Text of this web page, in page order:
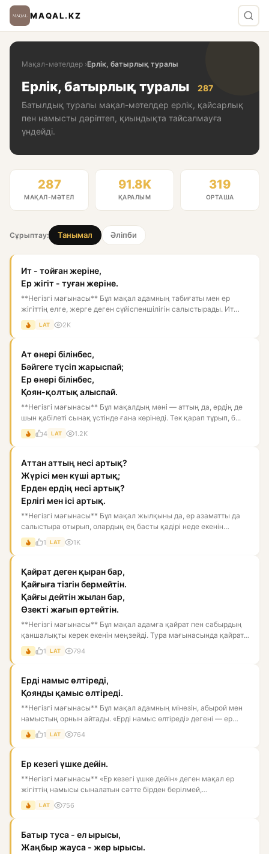
MAQAL.KZ
Мақал-мәтелдер ›Ерлік, батырлық туралы
Ерлік, батырлық туралы
287
Батылдық туралы мақал-мәтелдер ерлік, қайсарлық
пен намысты дәріптеп, қиындықта тайсалмауға
үндейді.
287
МАҚАЛ-МӘТЕЛ
91.8K
ҚАРАЛЫМ
319
ОРТАША
Сұрыптау: Танымал Әліпби
Ит - тойған жеріне,
Ер жігіт - туған жеріне.
**Негізгі мағынасы** Бұл мақал адамның табиғаты мен ер
жігіттің елге, жерге деген сүйіспеншілігін салыстырады. Ит
тойған...
LAT 2K
Ат өнері білінбес,
Бәйгеге түсіп жарыспай;
Ер өнері білінбес,
Қоян-қолтық алыспай.
**Негізгі мағынасы** Бұл мақалдың мәні — аттың да, ердің де
шын қабілеті сынақ үстінде ғана көрінеді. Тек қарап тұрып, б...
4 LAT 1.2K
Аттан аттың несі артық?
Жүрісі мен күші артық;
Ерден ердің несі артық?
Ерлігі мен ісі артық.
**Негізгі мағынасы** Бұл мақал жылқыны да, ер азаматты да
салыстыра отырып, олардың ең басты қадірі неде екенін
көрсетед...
1 LAT 1K
Қайрат деген қыран бар,
Қайғыға тізгін бермейтін.
Қайғы дейтін жылан бар,
Өзекті жағып өртейтін.
**Негізгі мағынасы** Бұл мақал адамға қайрат пен сабырдың
қаншалықты керек екенін меңзейді. Тура мағынасында қайрат
— қы...
1 LAT 794
Ерді намыс өлтіреді,
Қоянды қамыс өлтіреді.
**Негізгі мағынасы** Бұл мақал адамның мінезін, абырой мен
намыстың орнын айтады. «Ерді намыс өлтіреді» дегені — ер
жігі...
1 LAT 764
Ер кезегі үшке дейін.
**Негізгі мағынасы** «Ер кезегі үшке дейін» деген мақал ер
жігіттің намысы сыналатын сәтте бірден берілмей,
қарсыласуға,...
LAT 756
Батыр туса - ел ырысы,
Жаңбыр жауса - жер ырысы.